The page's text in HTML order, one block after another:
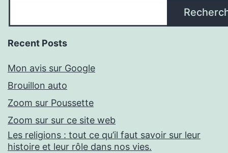
Recent Posts
Mon avis sur Google
Brouillon auto
Zoom sur Poussette
Zoom sur sur ce site web
Les religions : tout ce qu’il faut savoir sur leur
histoire et leur rôle dans nos vies.